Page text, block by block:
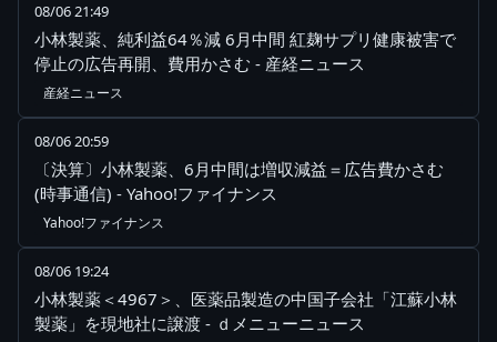
08/06 21:49
小林製薬、純利益64％減 6月中間 紅麹サプリ健康被害で
停止の広告再開、費用かさむ - 産経ニュース
産経ニュース
08/06 20:59
〔決算〕小林製薬、6月中間は増収減益＝広告費かさむ
(時事通信) - Yahoo!ファイナンス
Yahoo!ファイナンス
08/06 19:24
小林製薬＜4967＞、医薬品製造の中国子会社「江蘇小林
製薬」を現地社に譲渡 - ｄメニューニュース